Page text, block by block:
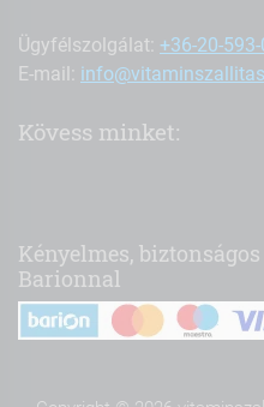
Ügyfélszolgálat: +36-20-
E-mail:
Kövess minket:
Kényelmes,
Barionnal